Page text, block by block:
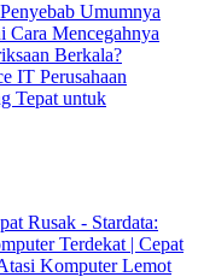
Umumnya
Cara Mencegahnya
Berkala?
IT Perusahaan
Tepat untuk
Rusak - Stardata:
Terdekat | Cepat
Komputer Lemot